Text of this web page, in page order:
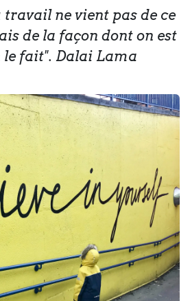
travail ne vient pas de ce
de la façon dont on est
le fait". Dalai Lama